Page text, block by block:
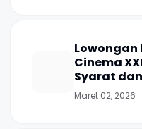
Lowongan
Cinema
Syarat
Maret 02, 2026